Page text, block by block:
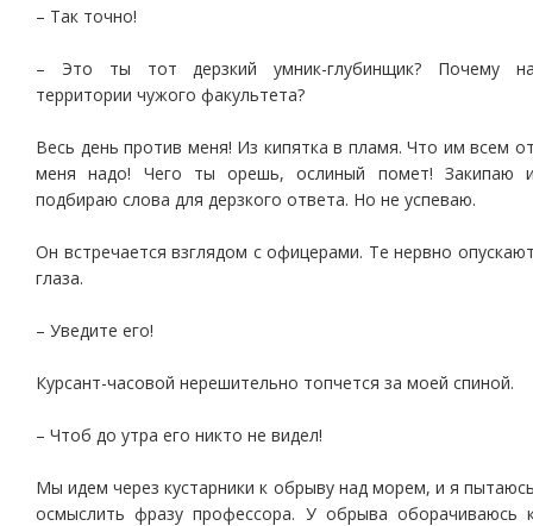
– Так точно!
– Это ты тот дерзкий умник-глубинщик? Почему
территории чужого факультета?
Весь день против меня! Из кипятка в пламя. Что им всем
меня надо! Чего ты орешь, ослиный помет! Закипаю
подбираю слова для дерзкого ответа. Но не успеваю.
Он встречается взглядом с офицерами. Те нервно
глаза.
– Уведите его!
Курсант-часовой нерешительно топчется за моей спиной.
– Чтоб до утра его никто не видел!
Мы идем через кустарники к обрыву над морем, и я
осмыслить фразу профессора. У обрыва оборачиваюсь